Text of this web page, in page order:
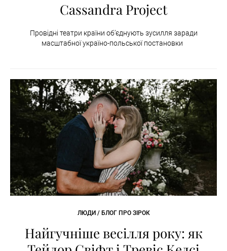
Cassandra Project
Провідні театри країни об’єднують зусилля заради
масштабної україно-польської постановки
ЛЮДИ / БЛОГ ПРО ЗІРОК
Найгучніше весілля року: як